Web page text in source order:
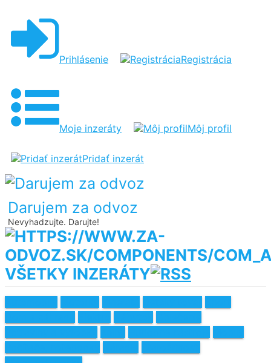
Prihlásenie Registrácia
Moje inzeráty Môj profil
Pridať inzerát
Darujem za odvoz
Nevyhadzujte. Darujte!
VŠETKY INZERÁTY